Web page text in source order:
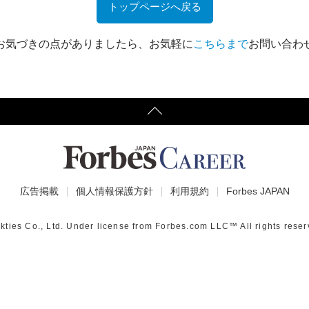
トップページへ戻る
気づきの点がありましたら、お気軽に こちらまでお問い合わ
広告掲載 個人情報保護方針 利用規約 Forbes JAPAN
Co., Ltd. Under license from Forbes.com LLC™ All rights